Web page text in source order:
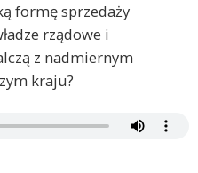
formę sprzedaży
rządowe i
z nadmiernym
kraju?